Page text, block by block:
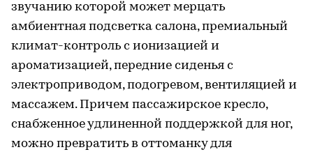
звучанию которой может мерцать
амбиентная подсветка салона, премиальный
климат-контроль с ионизацией и
ароматизацией, передние сиденья с
электроприводом, подогревом, вентиляцией и
массажем. Причем пассажирское кресло,
снабженное удлиненной поддержкой для ног,
можно превратить в оттоманку для